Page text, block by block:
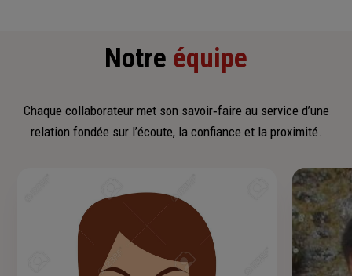
Notre équipe
Chaque collaborateur met son savoir‑faire au service d’une
relation fondée sur l’écoute, la confiance et la proximité.